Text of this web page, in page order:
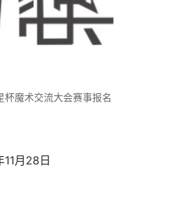
杯魔术交流大会赛事报名
月28日